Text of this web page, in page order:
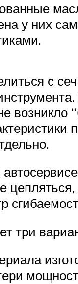
у них
с
возникло
три